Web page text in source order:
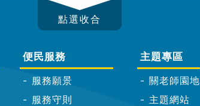
便民服務
服務願景
服務守則
主題專區
關老師園地
主題網站